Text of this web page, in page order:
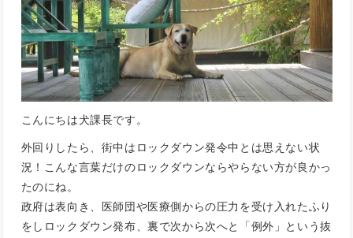
こんにちは犬課長です。
外回りしたら、街中はロックダウン発令中とは思えない状
況！こんな言葉だけのロックダウンならやらない方が良かっ
たのにね。
政府は表向き、医師団や医療側からの圧力を受け入れたふり
をしロックダウン発布、裏で次から次へと「例外」という抜